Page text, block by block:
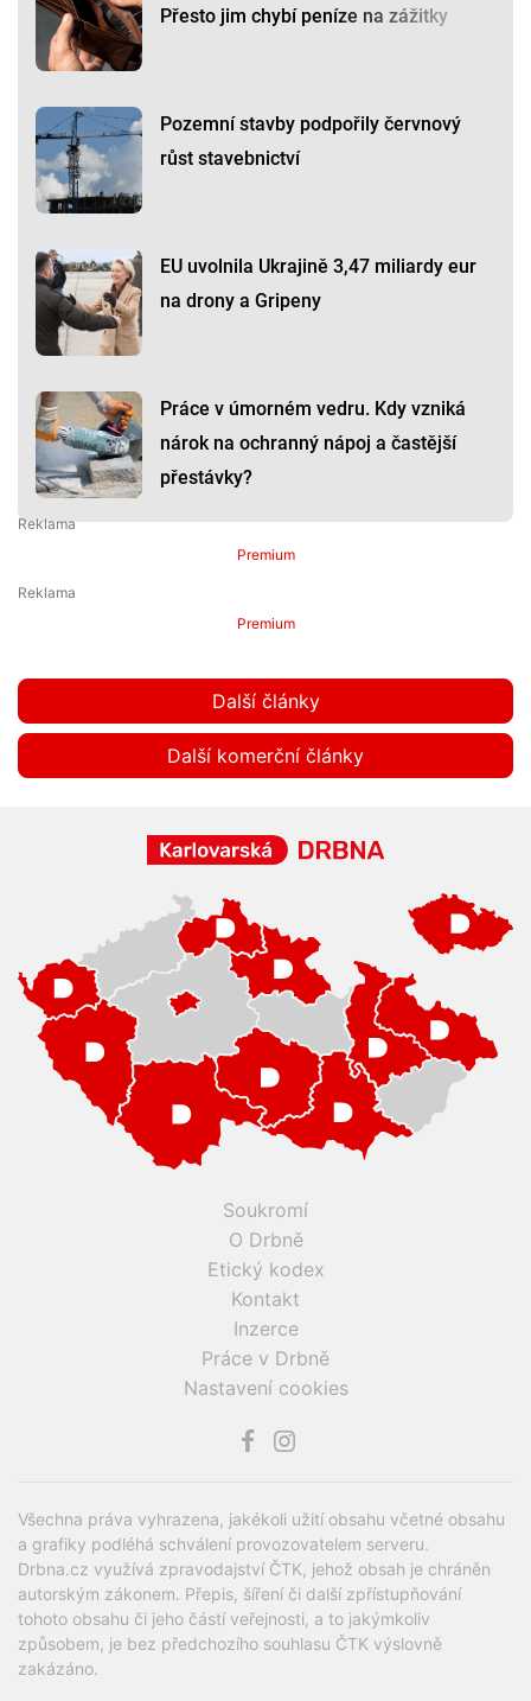
Přesto jim chybí peníze na zážitky
Pozemní stavby podpořily červnový
růst stavebnictví
EU uvolnila Ukrajině 3,47 miliardy eur
na drony a Gripeny
Práce v úmorném vedru. Kdy vzniká
nárok na ochranný nápoj a častější
přestávky?
Premium
Premium
Další články
Další komerční články
Soukromí
O Drbně
Etický kodex
Kontakt
Inzerce
Práce v Drbně
Nastavení cookies
Všechna práva vyhrazena, jakékoli užití obsahu včetné obsahu
a grafiky podléhá schválení provozovatelem serveru.
Drbna.cz využívá zpravodajství ČTK, jehož obsah je chráněn
autorským zákonem. Přepis, šíření či další zpřístupňování
tohoto obsahu či jeho částí veřejnosti, a to jakýmkoliv
způsobem, je bez předchozího souhlasu ČTK výslovně
zakázáno.